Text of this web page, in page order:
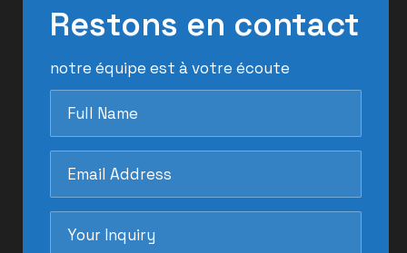
Restons en contact
notre équipe est à votre écoute